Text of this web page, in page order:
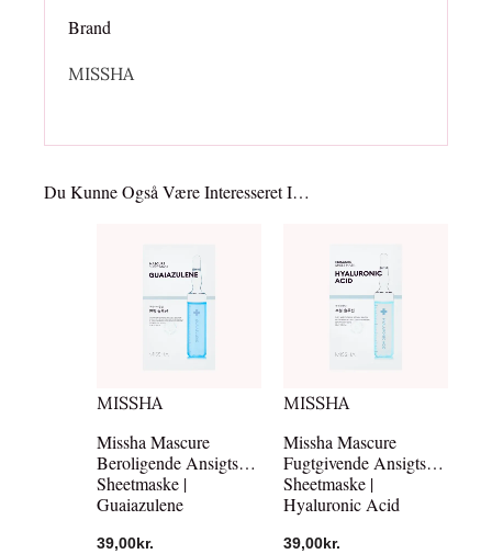
Brand
MISSHA
Du Kunne Også Være Interesseret I…
MISSHA
Missha Mascure
Beroligende Ansigts
Sheetmaske |
Guaiazulene
39,00kr.
MISSHA
Missha Mascure
Fugtgivende Ansigts
Sheetmaske |
Hyaluronic Acid
39,00kr.